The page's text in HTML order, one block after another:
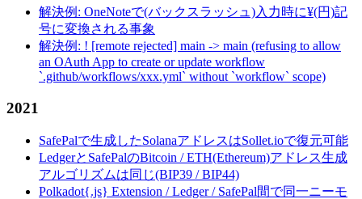
解決例: OneNoteで(バックスラッシュ)入力時に¥(円)記
号に変換される事象
解決例: ! [remote rejected] main -> main (refusing to allow
an OAuth App to create or update workflow
`.github/workflows/xxx.yml` without `workflow` scope)
2021
SafePalで生成したSolanaアドレスはSollet.ioで復元可能
LedgerとSafePalのBitcoin / ETH(Ethereum)アドレス生成
アルゴリズムは同じ(BIP39 / BIP44)
Polkadot{.js} Extension / Ledger / SafePal間で同一ニーモ